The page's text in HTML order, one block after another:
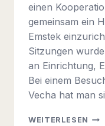
einen
gemeinsam ein
Emstek
Sitzungen
an Einrichtung,
Bei einem
Vecha hat man
WEITERLESEN